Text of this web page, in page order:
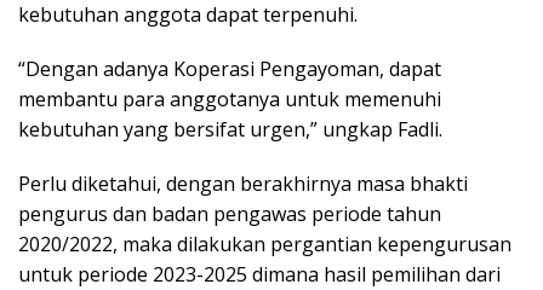
kebutuhan anggota dapat terpenuhi.
“Dengan adanya Koperasi Pengayoman, dapat
membantu para anggotanya untuk memenuhi
kebutuhan yang bersifat urgen,” ungkap Fadli.
Perlu diketahui, dengan berakhirnya masa bhakti
pengurus dan badan pengawas periode tahun
2020/2022, maka dilakukan pergantian kepengurusan
untuk periode 2023-2025 dimana hasil pemilihan dari